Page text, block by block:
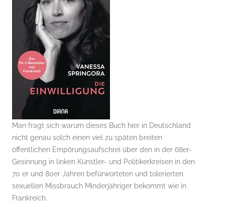
Man fragt sich warum dieses Buch hier in Deutschland
nicht genau solch einen viel zu späten breiten
öffentlichen Empörungsaufschrei über den in der 68er-
Gesinnung in linken Künstler- und Politikerkreisen in den
70 er und 80er Jahren befürworteten und tolerierten
sexuellen Missbrauch Minderjähriger bekommt wie in
Frankreich.